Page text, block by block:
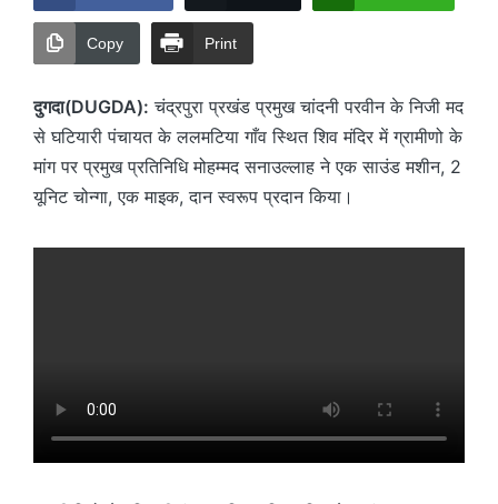
Copy Print
दुगदा(DUGDA): चंद्रपुरा प्रखंड प्रमुख चांदनी परवीन के निजी मद
से घटियारी पंचायत के ललमटिया गाँव स्थित शिव मंदिर में ग्रामीणो के
मांग पर प्रमुख प्रतिनिधि मोहम्मद सनाउल्लाह ने एक साउंड मशीन, 2
यूनिट चोन्गा, एक माइक, दान स्वरूप प्रदान किया।